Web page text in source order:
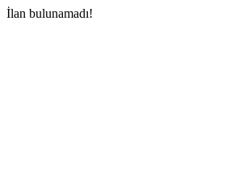
İlan bulunamadı!